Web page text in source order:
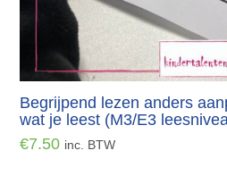
Begrijpend lezen anders
wat je leest (M3/E3
€7.50 inc. BTW